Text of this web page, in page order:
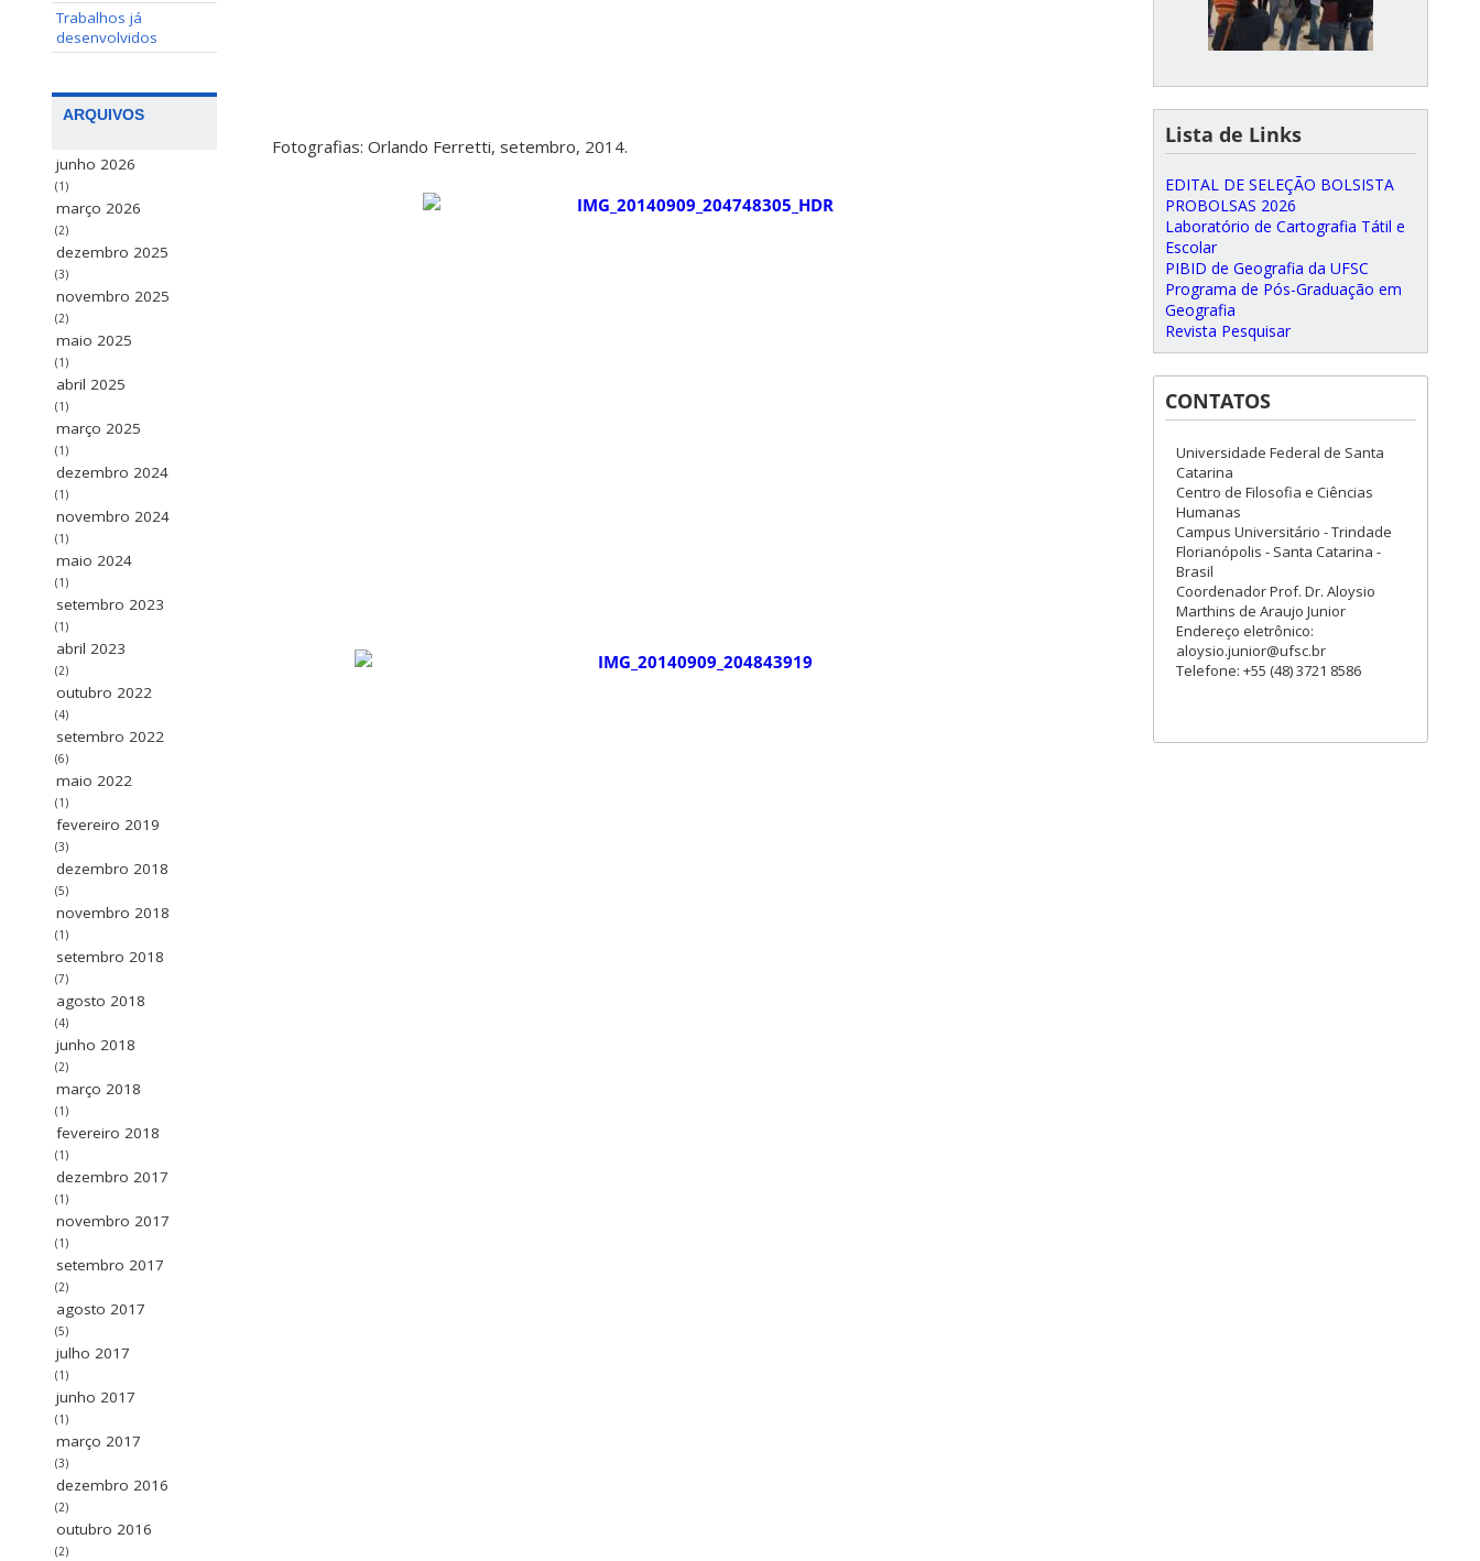
Trabalhos já
desenvolvidos
ARQUIVOS
junho 2026
(1)
março 2026
(2)
dezembro 2025
(3)
novembro 2025
(2)
maio 2025
(1)
abril 2025
(1)
março 2025
(1)
dezembro 2024
(1)
novembro 2024
(1)
maio 2024
(1)
setembro 2023
(1)
abril 2023
(2)
outubro 2022
(4)
setembro 2022
(6)
maio 2022
(1)
fevereiro 2019
(3)
dezembro 2018
(5)
novembro 2018
(1)
setembro 2018
(7)
agosto 2018
(4)
junho 2018
(2)
março 2018
(1)
fevereiro 2018
(1)
dezembro 2017
(1)
novembro 2017
(1)
setembro 2017
(2)
agosto 2017
(5)
julho 2017
(1)
junho 2017
(1)
março 2017
(3)
dezembro 2016
(2)
outubro 2016
(2)
Fotografias: Orlando Ferretti, setembro, 2014. Lista de Links
EDITAL DE SELEÇÃO BOLSISTA
PROBOLSAS 2026
Laboratório de Cartografia Tátil e
Escolar
PIBID de Geografia da UFSC
Programa de Pós-Graduação em
Geografia
Revista Pesquisar
CONTATOS
Universidade Federal de Santa
Catarina
Centro de Filosofia e Ciências
Humanas
Campus Universitário - Trindade
Florianópolis - Santa Catarina -
Brasil
Coordenador Prof. Dr. Aloysio
Marthins de Araujo Junior
Endereço eletrônico:
aloysio.junior@ufsc.br
Telefone: +55 (48) 3721 8586